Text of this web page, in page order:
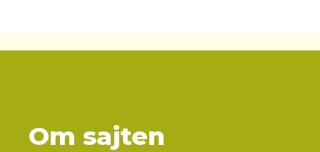
Om sajten